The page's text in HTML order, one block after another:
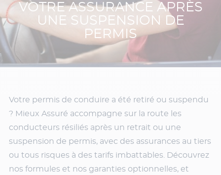
VOTRE ASSURANCE APRÈS
UNE SUSPENSION DE
PERMIS
Votre permis de conduire a été retiré ou suspendu
? Mieux Assuré accompagne sur la route les
conducteurs résiliés après un retrait ou une
suspension de permis, avec des assurances au tiers
ou tous risques à des tarifs imbattables. Découvrez
nos formules et nos garanties optionnelles, et